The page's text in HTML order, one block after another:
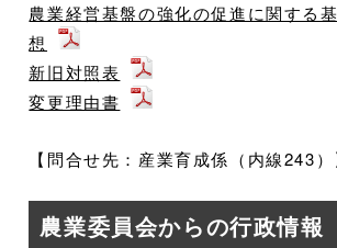
農業経営基盤の強化の促進に関する
想
新旧対照表
変更理由書
【問合せ先：産業育成係（内線243）
農業委員会からの行政情報